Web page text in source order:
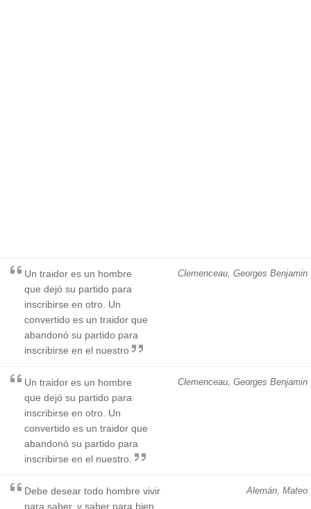
Clemenceau, Georges Benjamin
Un traidor es un hombre
que dejó su partido para
inscribirse en otro. Un
convertido es un traidor que
abandonó su partido para
inscribirse en el nuestro
Clemenceau, Georges Benjamin
Un traidor es un hombre
que dejó su partido para
inscribirse en otro. Un
convertido es un traidor que
abandonó su partido para
inscribirse en el nuestro.
Alemán, Mateo
Debe desear todo hombre vivir
para saber, y saber para bien